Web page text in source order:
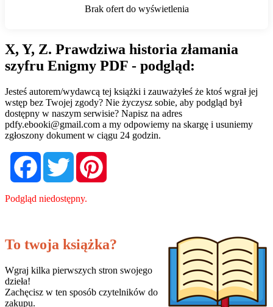
X, Y, Z. Prawdziwa historia złamania
szyfru Enigmy PDF - podgląd:
Jesteś autorem/wydawcą tej książki i zauważyłeś że ktoś wgrał jej
wstęp bez Twojej zgody? Nie życzysz sobie, aby podgląd był
dostępny w naszym serwisie? Napisz na adres
pdfy.ebooki@gmail.com a my odpowiemy na skargę i usuniemy
zgłoszony dokument w ciągu 24 godzin.
FacebookTwitter
Podgląd niedostępny.
To twoja książka?
Wgraj kilka pierwszych stron swojego
dzieła!
Zachęcisz w ten sposób czytelników do
zakupu.